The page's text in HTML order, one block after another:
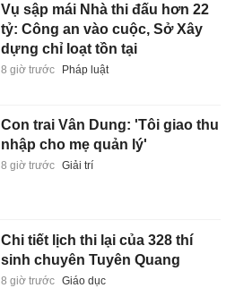
Vụ sập mái Nhà thi đấu hơn 22
tỷ: Công an vào cuộc, Sở Xây
dựng chỉ loạt tồn tại
8 giờ trước Pháp luật
Con trai Vân Dung: 'Tôi giao thu
nhập cho mẹ quản lý'
8 giờ trước Giải trí
Chi tiết lịch thi lại của 328 thí
sinh chuyên Tuyên Quang
8 giờ trước Giáo dục